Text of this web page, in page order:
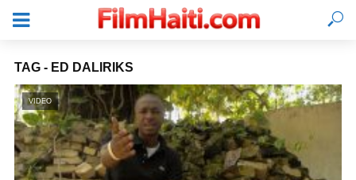
TAG - ED DALIRIKS
VIDEO